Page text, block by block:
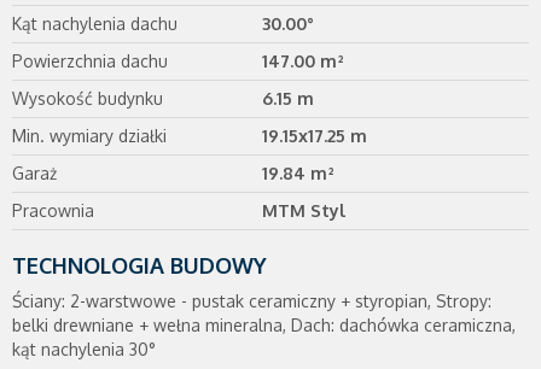
Kąt nachylenia dachu
30.00°
Powierzchnia dachu
147.00 m²
Wysokość budynku
6.15 m
Min. wymiary działki
19.15x17.25 m
Garaż
19.84 m²
Pracownia
MTM Styl
TECHNOLOGIA BUDOWY
Ściany: 2-warstwowe - pustak ceramiczny + styropian, Stropy:
belki drewniane + wełna mineralna, Dach: dachówka ceramiczna,
kąt nachylenia 30°